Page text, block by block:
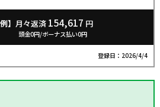
ームエレベーター、2ヶ所のキッチン、
ど充実設備を搭載。店舗、自宅、事務
まで幅広く対応できる、事業用不動産と
れる一棟です。
】 月々返済 154,617 円
頭金0円/ボーナス払い0円
登録日：2026/4/4